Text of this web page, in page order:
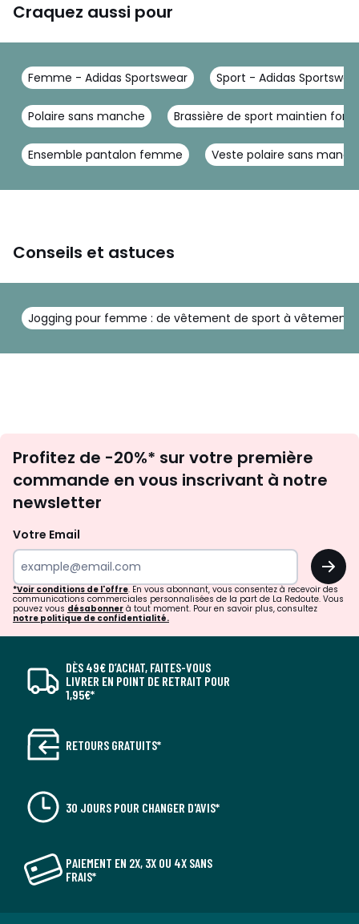
Craquez aussi pour
Femme - Adidas Sportswear Sport - Adidas
Polaire sans manche Brassière de sport maintien fort
Ensemble pantalon femme Veste polaire sans
Conseils et astuces
Jogging pour femme : de vêtement de sport à vêtement
newsletter
Profitez de -20%* sur votre première
commande en vous inscrivant à notre
newsletter
Votre Email
OK
*Voir conditions de l'offre. En vous abonnant, vous consentez à recevoir des
communications commerciales personnalisées de la part de La Redoute. Vous
pouvez vous désabonner à tout moment. Pour en savoir plus, consultez
notre politique de confidentialité.
DÈS 49€ D’ACHAT, FAITES-VOUS
LIVRER EN POINT DE RETRAIT POUR
1,95€*
RETOURS GRATUITS*
30 JOURS POUR CHANGER D'AVIS*
PAIEMENT EN 2X, 3X OU 4X SANS
FRAIS*